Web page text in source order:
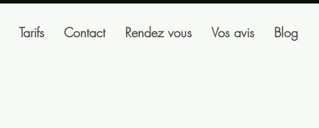
Tarifs Contact Rendez vous Vos avis Blog